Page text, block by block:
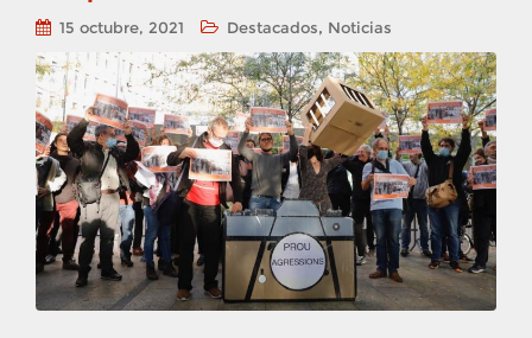
15 octubre, 2021 Destacados, Noticias